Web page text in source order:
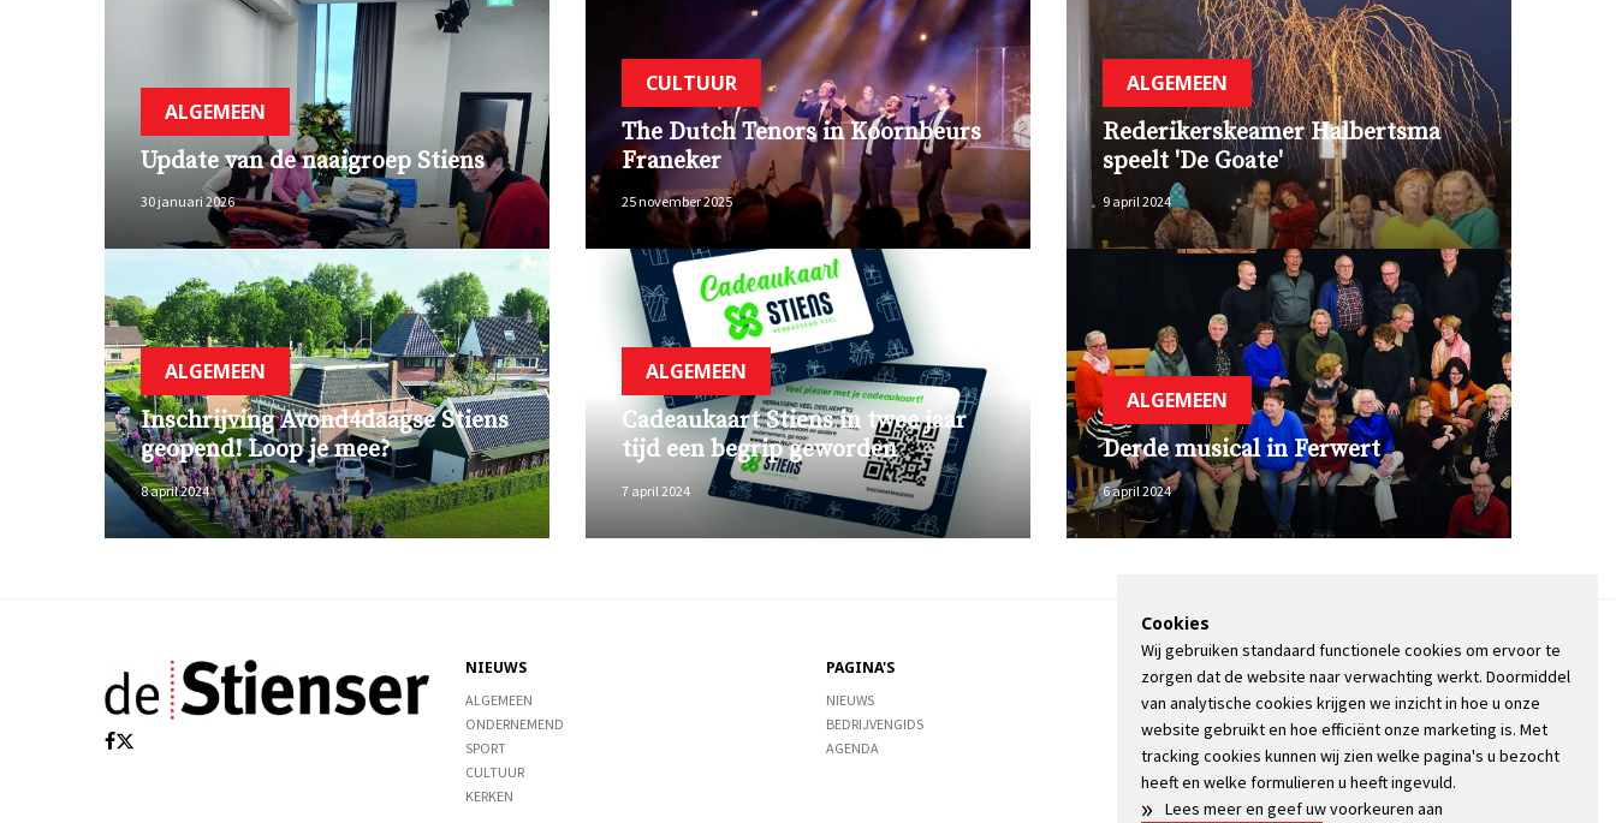
ALGEMEEN
Update van de naaigroep Stiens
30 januari 2026
CULTUUR
The Dutch Tenors in Koornbeurs
Franeker
25 november 2025
ALGEMEEN
Rederikerskeamer Halbertsma
speelt 'De Goate'
9 april 2024
ALGEMEEN
Inschrijving Avond4daagse Stiens
geopend! Loop je mee?
8 april 2024
ALGEMEEN
Cadeaukaart Stiens in twee jaar
tijd een begrip geworden
7 april 2024
ALGEMEEN
Derde musical in Ferwert
6 april 2024
NIEUWS
ALGEMEEN
ONDERNEMEND
SPORT
CULTUUR
KERKEN
PAGINA'S
NIEUWS
BEDRIJVENGIDS
AGENDA
OVER DE STIENSER
CONTACT
ADVERTEREN
INFORMATIE
Cookies
Wij gebruiken standaard functionele cookies om ervoor te
zorgen dat de website naar verwachting werkt. Doormiddel
van analytische cookies krijgen we inzicht in hoe u onze
website gebruikt en hoe efficiënt onze marketing is. Met
tracking cookies kunnen wij zien welke pagina's u bezocht
heeft en welke formulieren u heeft ingevuld.
» Lees meer en geef uw voorkeuren aan